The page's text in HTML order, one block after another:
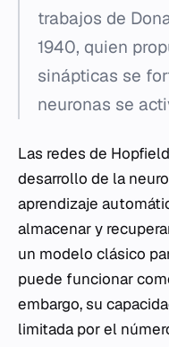
trabajos de
1940, quien
sinápticas se
neuronas se
Las redes de
desarrollo de la
aprendizaje
almacenar y
un modelo clásico
puede funcionar
embargo, su
limitada por el